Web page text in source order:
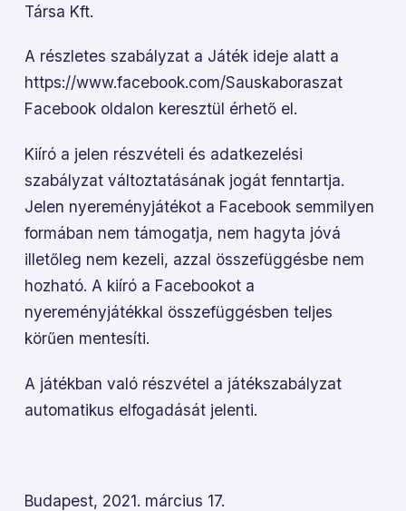
Társa Kft.
A részletes szabályzat a Játék ideje alatt a
https://www.facebook.com/Sauskaboraszat
Facebook oldalon keresztül érhető el.
Kiíró a jelen részvételi és adatkezelési
szabályzat változtatásának jogát fenntartja.
Jelen nyereményjátékot a Facebook semmilyen
formában nem támogatja, nem hagyta jóvá
illetőleg nem kezeli, azzal összefüggésbe nem
hozható. A kiíró a Facebookot a
nyereményjátékkal összefüggésben teljes
körűen mentesíti.
A játékban való részvétel a játékszabályzat
automatikus elfogadását jelenti.
Budapest, 2021. március 17.